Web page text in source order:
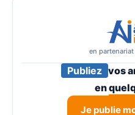
en partenariat
Publiez vos
en
Je publie